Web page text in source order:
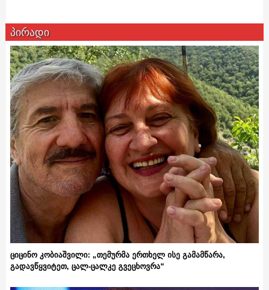
პირადი
ციცინო კობიაშვილი: „თემურმა ერთხელ ისე გამამწარა,
გადავწყვიტეთ, ცალ-ცალკე გვეცხოვრა“